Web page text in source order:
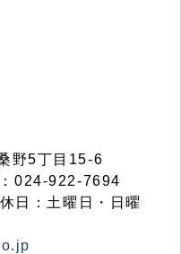
野5丁目15-6
024-922-7694
日：土曜日・日曜